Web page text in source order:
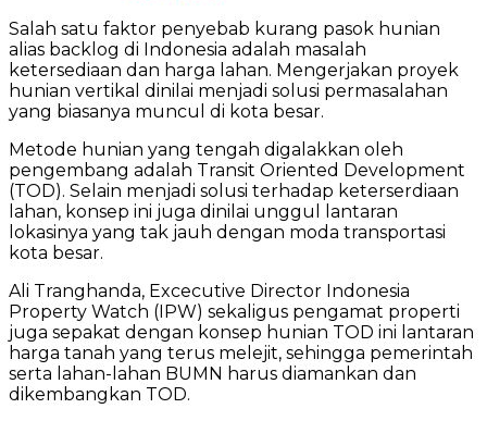
Salah satu faktor penyebab kurang pasok hunian
alias backlog di Indonesia adalah masalah
ketersediaan dan harga lahan. Mengerjakan proyek
hunian vertikal dinilai menjadi solusi permasalahan
yang biasanya muncul di kota besar.
Metode hunian yang tengah digalakkan oleh
pengembang adalah Transit Oriented Development
(TOD). Selain menjadi solusi terhadap keterserdiaan
lahan, konsep ini juga dinilai unggul lantaran
lokasinya yang tak jauh dengan moda transportasi
kota besar.
Ali Tranghanda, Excecutive Director Indonesia
Property Watch (IPW) sekaligus pengamat properti
juga sepakat dengan konsep hunian TOD ini lantaran
harga tanah yang terus melejit, sehingga pemerintah
serta lahan-lahan BUMN harus diamankan dan
dikembangkan TOD.